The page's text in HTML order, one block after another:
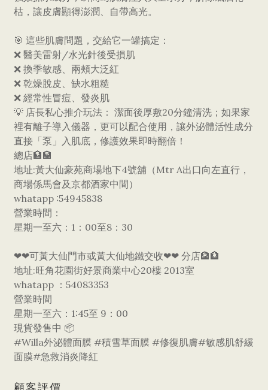
枯，讓皮膚顯得澎潤、自帶高光。
​🎯 這些肌膚問題，交給它一罐搞定：
​❌ 醫美雷射/水光針後受損肌
​❌ 換季敏感、兩頰大泛紅
​❌ 乾燥脫皮、缺水粗糙
​❌ 經常性冒痘、發炎肌
​💡 店長私心推介玩法： 潔面後厚敷20分鐘清洗；如果家
裡有離子導入儀器，更可以配合使用，讓外泌體活性成分
直接「泵」入肌底，修護效果即時翻倍！
​總店🏦🏦
地址:黃大仙豪苑商場地下4號舖（Mtr A出口向左直行，
商場係馬會及京都酒家中間）
whatapp :54945838
營業時間：
星期一至六：1：00至8：30
❤❤可黃大仙門市或黃大仙地鐵交收❤❤ 分店🏦🏦
地址:旺角花園街好景商業中心20樓 2013室
whatapp ：54083353
營業時間
星期一至六：1:45至 9：00
現貨發售中 📦
​#Willa外泌體面膜 #積雪草面膜 #修復肌膚#敏感肌舒緩
面膜#急救消炎降紅